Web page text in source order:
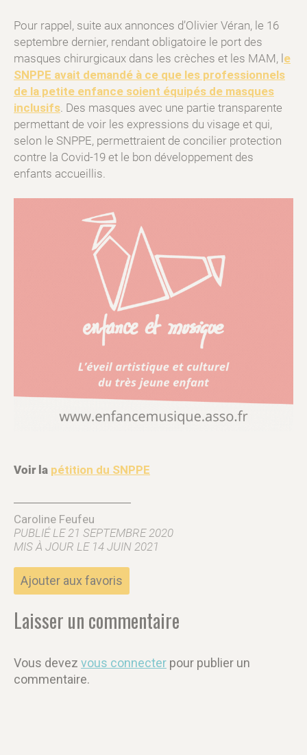
Pour rappel, suite aux annonces d’Olivier Véran, le 16
septembre dernier, rendant obligatoire le port des
masques chirurgicaux dans les crèches et les MAM, l e
SNPPE avait demandé à ce que les professionnels
de la petite enfance soient équipés de masques
inclusifs. Des masques avec une partie transparente
permettant de voir les expressions du visage et qui,
selon le SNPPE, permettraient de concilier protection
contre la Covid-19 et le bon développement des
enfants accueillis.
Voir la pétition du SNPPE
Caroline Feufeu
PUBLIÉ LE 21 SEPTEMBRE 2020
MIS À JOUR LE 14 JUIN 2021
Ajouter aux favoris
Laisser un commentaire
Vous devez vous connecter pour publier un
commentaire.